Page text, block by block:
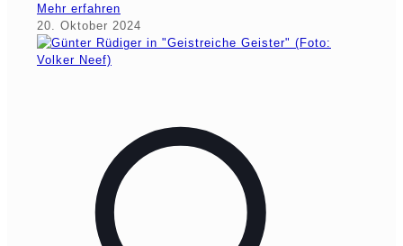
Mehr erfahren
20. Oktober 2024